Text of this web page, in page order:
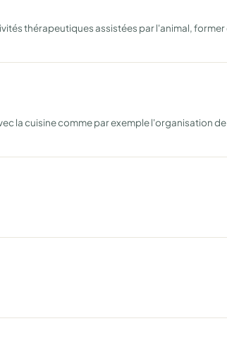
thérapeutiques assistées par l'animal, former
la cuisine comme par exemple l'organisation